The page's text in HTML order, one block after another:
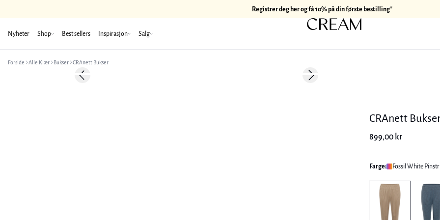
Registrer deg her og få 10% på din første bestilling*
Nyheter Shop Best sellers Inspirasjon Salg
Forside Alle Klær Bukser CRAnett Bukser
Previous slide Next slide
CRAnett
899,00 kr
Farge: Fossil White